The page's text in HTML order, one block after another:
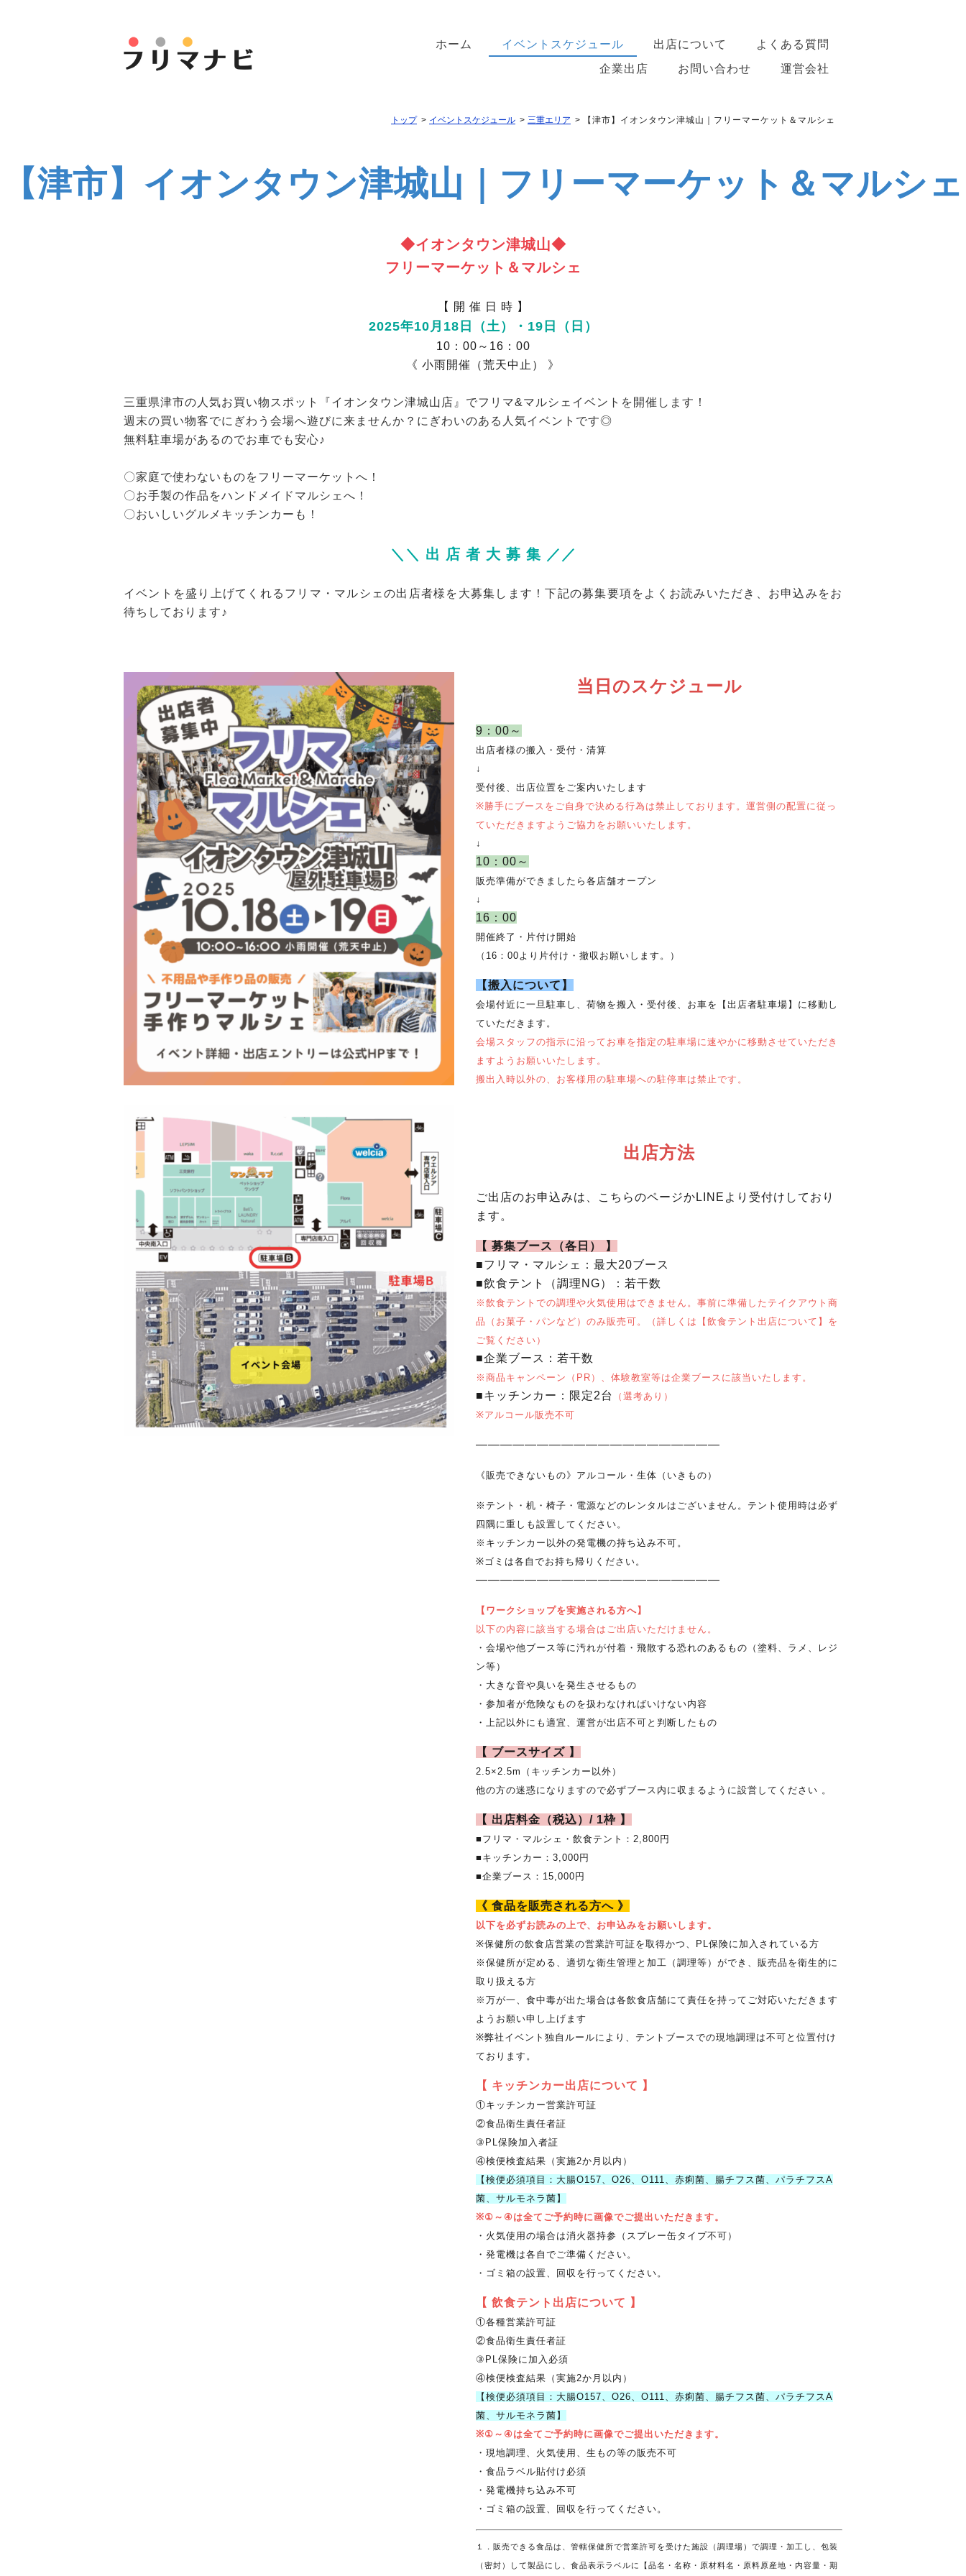
ホーム イベントスケジュール 出店について
よくある質問
企業出店
お問い合わせ 運営会社
トップ イベントスケジュール 三重エリア 【津市】イオンタウン津城山｜フリーマーケット＆マルシェ
【津市】イオンタウン津城山｜フリーマーケット＆マルシェ
◆イオンタウン津城山◆
フリーマーケット＆マルシェ
【 開 催 日 時 】
2025年10月18日（土）・19日（日）
10：00～16：00
《 小雨開催（荒天中止） 》
三重県津市の人気お買い物スポット『イオンタウン津城山店』でフリマ&マルシェイベントを開催します！
週末の買い物客でにぎわう会場へ遊びに来ませんか？にぎわいのある人気イベントです◎
無料駐車場があるのでお車でも安心♪
〇家庭で使わないものをフリーマーケットへ！
〇お手製の作品をハンドメイドマルシェへ！
〇おいしいグルメキッチンカーも！
＼＼ 出 店 者 大 募 集 ／／
イベントを盛り上げてくれるフリマ・マルシェの出店者様を大募集します！下記の募集要項をよくお読みいただき、お申込みをお
待ちしております♪
当日のスケジュール
9：00～
出店者様の搬入・受付・清算
↓
受付後、出店位置をご案内いたします
※勝手にブースをご自身で決める行為は禁止しております。運営側の配置に従っ
ていただきますようご協力をお願いいたします。
↓
10：00～
販売準備ができましたら各店舗オープン
↓
16：00
開催終了・片付け開始
（16：00より片付け・撤収お願いします。）
【搬入について】
会場付近に一旦駐車し、荷物を搬入・受付後、お車を【出店者駐車場】に移動し
ていただきます。
会場スタッフの指示に沿ってお車を指定の駐車場に速やかに移動させていただき
ますようお願いいたします。
搬出入時以外の、お客様用の駐車場への駐停車は禁止です。
出店方法
ご出店のお申込みは、こちらのページかLINEより受付けしており
ます。
【 募集ブース（各日） 】
■フリマ・マルシェ：最大20ブース
■飲食テント（調理NG）：若干数
※飲食テントでの調理や火気使用はできません。事前に準備したテイクアウト商
品（お菓子・パンなど）のみ販売可。
（詳しくは【飲食テント出店について】を
ご覧ください）
■企業ブース：若干数
※商品キャンペーン（PR）、体験教室等は企業ブースに該当いたします。
■キッチンカー：限定2台
（選考あり）
※アルコール販売不可
――――――――――――――――――――
《販売できないもの》アルコール・生体（いきもの）
※テント・机・椅子・電源などのレンタルはございません。テント使用時は必ず
四隅に重しも設置してください。
※キッチンカー以外の発電機の持ち込み不可。
※ゴミは各自でお持ち帰りください。
――――――――――――――――――――
【ワークショップを実施される方へ】
以下の内容に該当する場合はご出店いただけません。
・会場や他ブース等に汚れが付着・飛散する恐れのあるもの（塗料、ラメ、レジ
ン等）
・大きな音や臭いを発生させるもの
・参加者が危険なものを扱わなければいけない内容
・上記以外にも適宜、運営が出店不可と判断したもの
【 ブースサイズ 】
2.5×2.5m（キッチンカー以外）
他の方の迷惑になりますので必ずブース内に収まるように設営してください 。
【 出店料金（税込）/ 1枠 】
■フリマ・マルシェ・飲食テント：2,800円
■キッチンカー：3,000円
■企業ブース：15,000円
《 食品を販売される方へ 》
以下を必ずお読みの上で、お申込みをお願いします。
※保健所の飲食店営業の営業許可証を取得かつ、PL保険に加入されている方
※保健所が定める、適切な衛生管理と加工（調理等）ができ、販売品を衛生的に
取り扱える方
※万が一、食中毒が出た場合は各飲食店舗にて責任を持ってご対応いただきます
ようお願い申し上げます
※弊社イベント独自ルールにより、テントブースでの現地調理は不可と位置付け
ております。
【 キッチンカー出店について 】
①キッチンカー営業許可証
②食品衛生責任者証
③PL保険加入者証
④検便検査結果（実施2か月以内）
【検便必須項目：大腸O157、O26、O111、赤痢菌、腸チフス菌、パラチフスA
菌、サルモネラ菌】
※①～④は全てご予約時に画像でご提出いただきます。
・火気使用の場合は消火器持参（スプレー缶タイプ不可）
・発電機は各自でご準備ください。
・ゴミ箱の設置、回収を行ってください。
【 飲食テント出店について 】
①各種営業許可証
②食品衛生責任者証
③PL保険に加入必須
④検便検査結果（実施2か月以内）
【検便必須項目：大腸O157、O26、O111、赤痢菌、腸チフス菌、パラチフスA
菌、サルモネラ菌】
※①～④は全てご予約時に画像でご提出いただきます。
・現地調理、火気使用、生もの等の販売不可
・食品ラベル貼付け必須
・発電機持ち込み不可
・ゴミ箱の設置、回収を行ってください。
１．販売できる食品は、管轄保健所で営業許可を受けた施設（調理場）で調理・加工し、包装
（密封）して製品にし、食品表示ラベルに【品名・名称・原材料名・原料原産地・内容量・期